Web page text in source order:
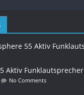
Aktiv Funklautsprecher
No Comments